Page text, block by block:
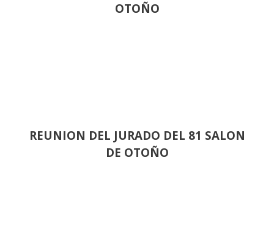
OTOÑO
REUNION DEL JURADO DEL 81 SALON
DE OTOÑO